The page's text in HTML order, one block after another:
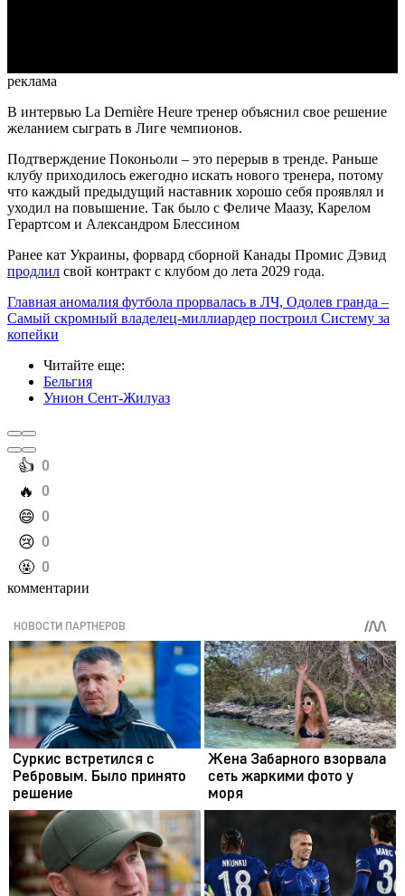
реклама
В интервью La Dernière Heure тренер объяснил свое решение
желанием сыграть в Лиге чемпионов.
Подтверждение Поконьоли – это перерыв в тренде. Раньше
клубу приходилось ежегодно искать нового тренера, потому
что каждый предыдущий наставник хорошо себя проявлял и
уходил на повышение. Так было с Феличе Маазу, Карелом
Герартсом и Александром Блессином
Ранее кат Украины, форвард сборной Канады Промис Дэвид
продлил свой контракт с клубом до лета 2029 года.
Главная аномалия футбола прорвалась в ЛЧ, Одолев гранда –
Самый скромный владелец-миллиардер построил Систему за
копейки
Читайте еще:
Бельгия
Унион Сент-Жилуаз
️👍 0
️🔥 0
️😄 0
️😢 0
️🤬 0
комментарии